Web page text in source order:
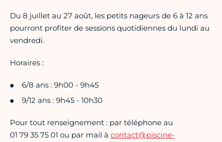
Du 8 juillet au 27 août, les petits nageurs de 6 à 12 ans
pourront profiter de sessions quotidiennes du lundi au
vendredi.
Horaires :
6/8 ans : 9h00 - 9h45
9/12 ans : 9h45 - 10h30
Pour tout renseignement : par téléphone au
01 79 35 75 01 ou par mail à contact@piscine-